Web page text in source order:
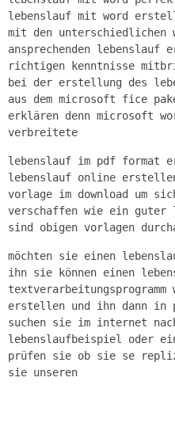
lebenslauf mit word
mit den unterschiedlichen
ansprechenden lebenslauf
richtigen kenntnisse
bei der erstellung des
aus dem microsoft fice
erklären denn microsoft
verbreitete
lebenslauf im pdf format
lebenslauf online
vorlage im download um
verschaffen wie ein guter
sind obigen vorlagen
möchten sie einen
ihn sie können einen
erstellen und ihn dann in
suchen sie im internet
lebenslaufbeispiel oder
prüfen sie ob sie se
sie unseren